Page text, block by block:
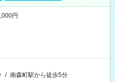
円
/ 南森町駅から徒歩5分